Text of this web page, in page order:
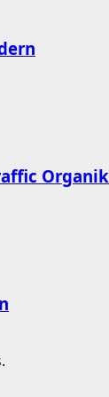
Organik